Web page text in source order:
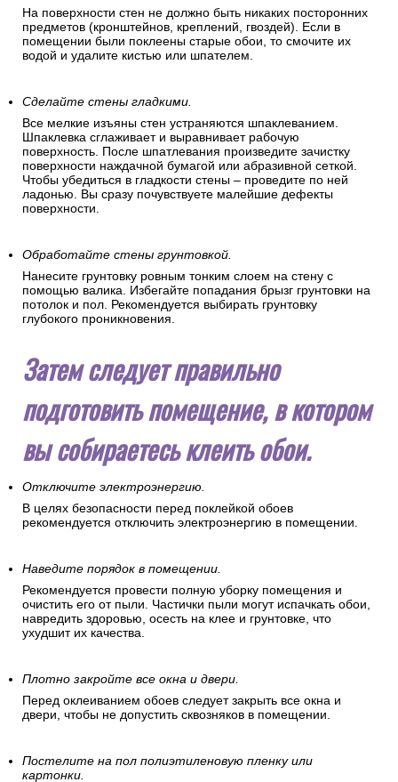
На поверхности стен не должно быть никаких посторонних
предметов (кронштейнов, креплений, гвоздей). Если в
помещении были поклеены старые обои, то смочите их
водой и удалите кистью или шпателем.
Сделайте стены гладкими.
Все мелкие изъяны стен устраняются шпаклеванием.
Шпаклевка сглаживает и выравнивает рабочую
поверхность. После шпатлевания произведите зачистку
поверхности наждачной бумагой или абразивной сеткой.
Чтобы убедиться в гладкости стены – проведите по ней
ладонью. Вы сразу почувствуете малейшие дефекты
поверхности.
Обработайте стены грунтовкой.
Нанесите грунтовку ровным тонким слоем на стену с
помощью валика. Избегайте попадания брызг грунтовки на
потолок и пол. Рекомендуется выбирать грунтовку
глубокого проникновения.
Затем следует правильно
подготовить помещение, в котором
вы собираетесь клеить обои.
Отключите электроэнергию.
В целях безопасности перед поклейкой обоев
рекомендуется отключить электроэнергию в помещении.
Наведите порядок в помещении.
Рекомендуется провести полную уборку помещения и
очистить его от пыли. Частички пыли могут испачкать обои,
навредить здоровью, осесть на клее и грунтовке, что
ухудшит их качества.
Плотно закройте все окна и двери.
Перед оклеиванием обоев следует закрыть все окна и
двери, чтобы не допустить сквозняков в помещении.
Постелите на пол полиэтиленовую пленку или
картонки.